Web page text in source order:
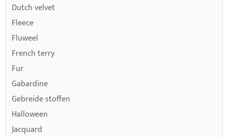
Dutch velvet
Fleece
Fluweel
French terry
Fur
Gabardine
Gebreide stoffen
Halloween
Jacquard